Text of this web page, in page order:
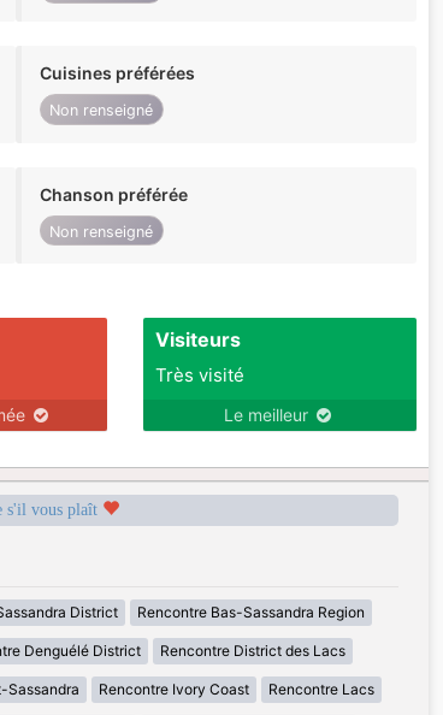
Cuisines préférées
Non renseigné
Chanson préférée
Non renseigné
Visiteurs
Très visité
Le meilleur
s'il vous plaît
District Rencontre Bas-Sassandra Region
Denguélé District Rencontre District des Lacs
Sassandra Rencontre Ivory Coast Rencontre Lacs